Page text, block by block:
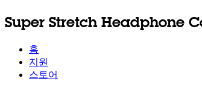
Super Stretch Headphone
홈
지원
스토어